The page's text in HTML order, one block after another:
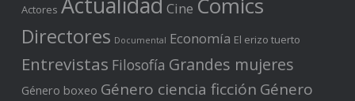
Actores Cine
Directores Documental Economía El erizo tuerto
Entrevistas Filosofía Grandes mujeres
Género boxeo Género ciencia ficción Género